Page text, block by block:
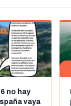
no hay
vaya